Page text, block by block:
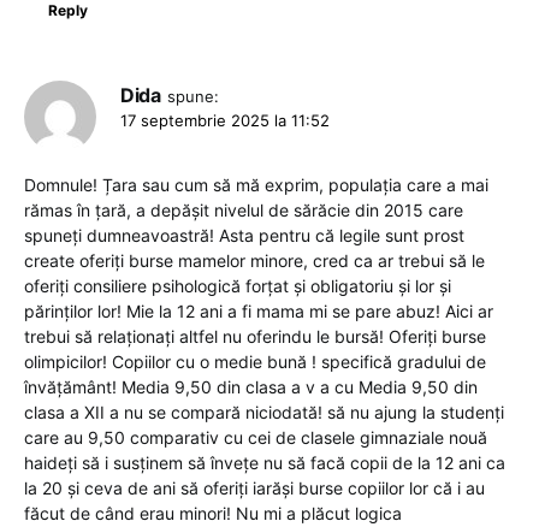
Reply
Dida spune:
17 septembrie 2025 la 11:52
Domnule! Țara sau cum să mă exprim, populația care a mai
rămas în țară, a depășit nivelul de sărăcie din 2015 care
spuneți dumneavoastră! Asta pentru că legile sunt prost
create oferiți burse mamelor minore, cred ca ar trebui să le
oferiți consiliere psihologică forțat și obligatoriu și lor și
părinților lor! Mie la 12 ani a fi mama mi se pare abuz! Aici ar
trebui să relaționați altfel nu oferindu le bursă! Oferiți burse
olimpicilor! Copiilor cu o medie bună ! specifică gradului de
învățământ! Media 9,50 din clasa a v a cu Media 9,50 din
clasa a XII a nu se compară niciodată! să nu ajung la studenți
care au 9,50 comparativ cu cei de clasele gimnaziale nouă
haideți să i susținem să învețe nu să facă copii de la 12 ani ca
la 20 și ceva de ani să oferiți iarăși burse copiilor lor că i au
făcut de când erau minori! Nu mi a plăcut logica